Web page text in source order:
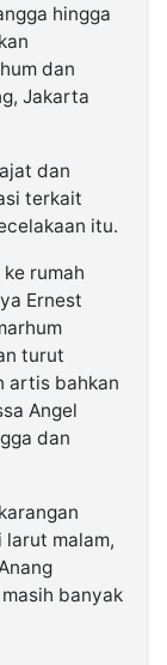
hingga
dan
Jakarta
dan
terkait
itu.
rumah
Ernest
turut
artis bahkan
Angel
dan
malam,
banyak